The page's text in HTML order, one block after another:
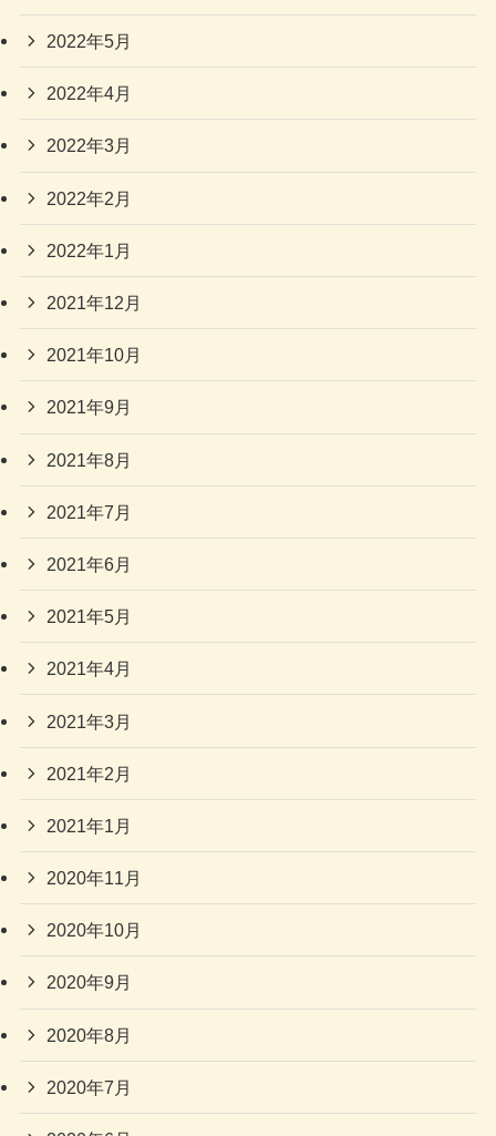
2022年5月
2022年4月
2022年3月
2022年2月
2022年1月
2021年12月
2021年10月
2021年9月
2021年8月
2021年7月
2021年6月
2021年5月
2021年4月
2021年3月
2021年2月
2021年1月
2020年11月
2020年10月
2020年9月
2020年8月
2020年7月